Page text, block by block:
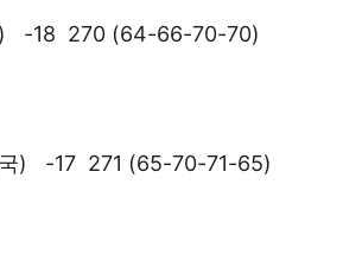
) -18 270 (64-66-70-70)
국) -17 271 (65-70-71-65)